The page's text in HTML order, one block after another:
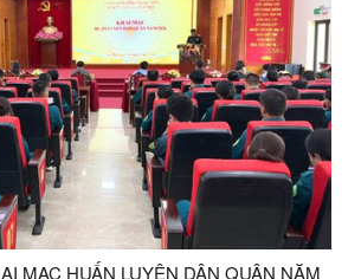
MẠC HUẤN LUYỆN DÂN QUÂN NĂM